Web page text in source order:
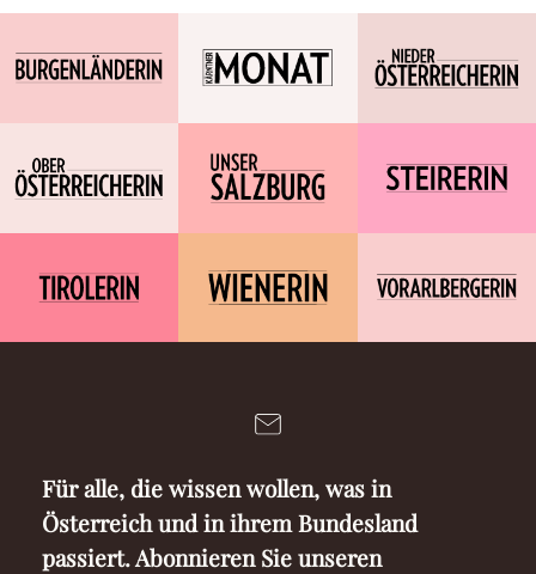
Für alle, die wissen wollen, was in
Österreich und in ihrem Bundesland
passiert. Abonnieren Sie unseren